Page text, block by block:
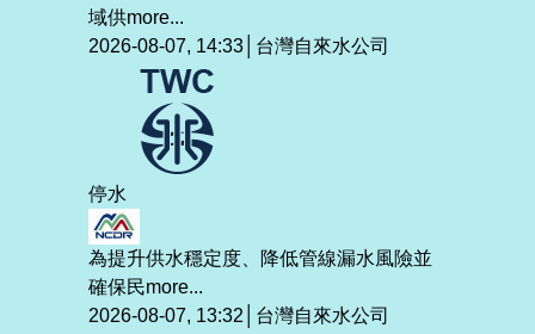
域供more...
2026-08-07, 14:33│台灣自來水公司
停水
為提升供水穩定度、降低管線漏水風險並
確保民more...
2026-08-07, 13:32│台灣自來水公司